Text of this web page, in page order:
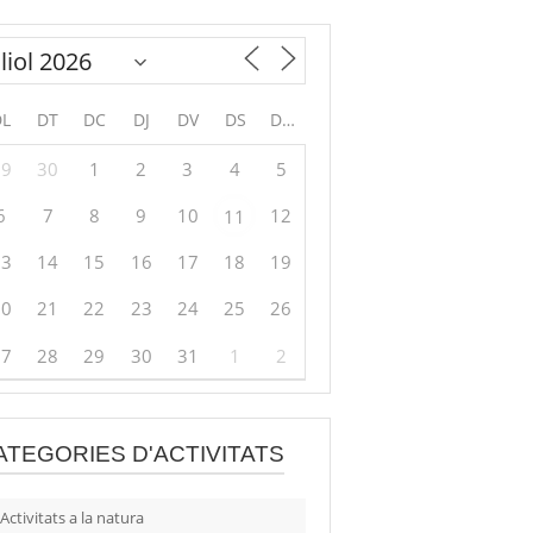
DT DC DJ DV DS DG
30 1 2 3 4
5
7 8 9 10 11
12
14 15 16 17 18
19
21 22 23 24 25
26
28 29 30 31 1 2
D'ACTIVITATS
Activitats a la natura